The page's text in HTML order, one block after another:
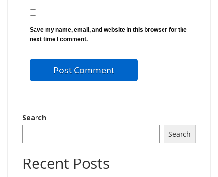
Save my name, email, and website in this browser for the
next time I comment.
Search
Search
Recent Posts